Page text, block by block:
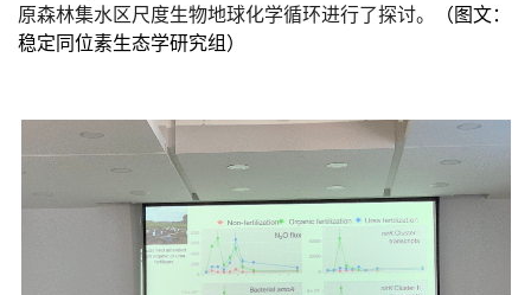
原森林集水区尺度生物地球化学循环进行了探讨。
（图文：
稳定同位素生态学研究组）